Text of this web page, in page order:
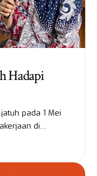
Hadapi
pada 1 Mei
di…